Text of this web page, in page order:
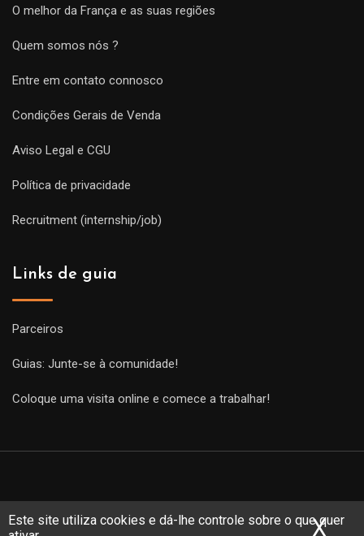
Este site utiliza cookies e dá-lhe controle sobre o que quer
X
O melhor da França e as suas regiões
Quem somos nós ?
Entre em contato connosco
Condições Gerais de Venda
Aviso Legal e CGU
Política de privacidade
Recruitment (internship/job)
Links de guia
Parceiros
Guias: Junte-se à comunidade!
Coloque uma visita online e comece a trabalhar!